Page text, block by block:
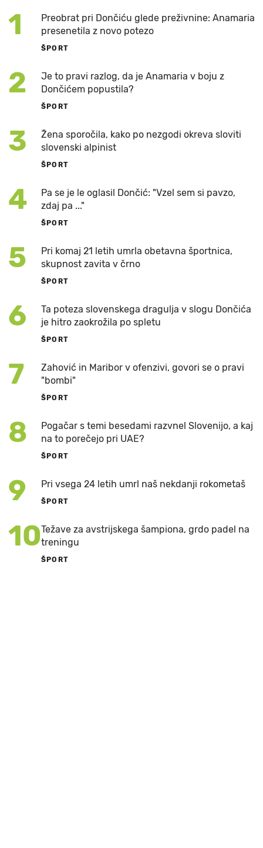
1
Preobrat pri Dončiću glede preživnine: Anamaria
presenetila z novo potezo
ŠPORT
2
Je to pravi razlog, da je Anamaria v boju z
Dončićem popustila?
ŠPORT
3
Žena sporočila, kako po nezgodi okreva sloviti
slovenski alpinist
ŠPORT
4
Pa se je le oglasil Dončić: "Vzel sem si pavzo,
zdaj pa ..."
ŠPORT
5
Pri komaj 21 letih umrla obetavna športnica,
skupnost zavita v črno
ŠPORT
6
Ta poteza slovenskega dragulja v slogu Dončića
je hitro zaokrožila po spletu
ŠPORT
7
Zahović in Maribor v ofenzivi, govori se o pravi
"bombi"
ŠPORT
8
Pogačar s temi besedami razvnel Slovenijo, a kaj
na to porečejo pri UAE?
ŠPORT
9 Pri vsega 24 letih umrl naš nekdanji rokometaš
ŠPORT
10Težave za avstrijskega šampiona, grdo padel na
treningu
ŠPORT